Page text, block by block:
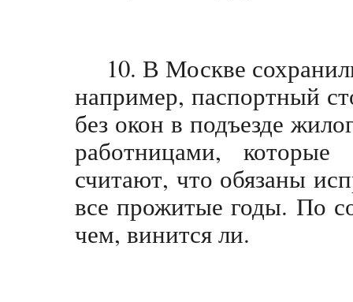
10. В Москве
например, паспортный
без окон в подъезде
работницами,
считают, что обязаны
все прожитые годы. По
чем, винится ли.